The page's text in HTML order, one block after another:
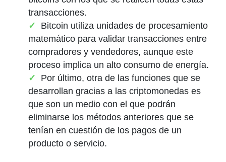
transacciones.
Bitcoin utiliza unidades de procesamiento
matemático para validar transacciones entre
compradores y vendedores, aunque este
proceso implica un alto consumo de energía.
Por último, otra de las funciones que se
desarrollan gracias a las criptomonedas es
que son un medio con el que podrán
eliminarse los métodos anteriores que se
tenían en cuestión de los pagos de un
producto o servicio.